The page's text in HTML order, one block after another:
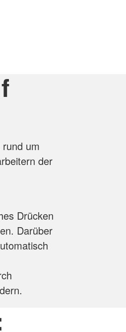
um
der
Drücken
Darüber